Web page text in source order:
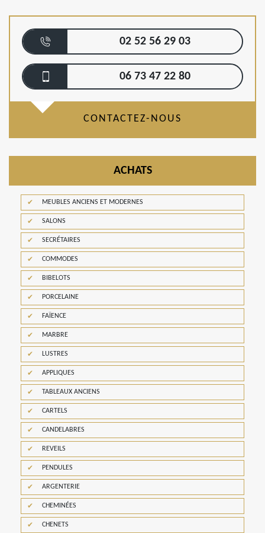
02 52 56 29 03
06 73 47 22 80
CONTACTEZ-NOUS
ACHATS
MEUBLES ANCIENS ET MODERNES
SALONS
SECRÉTAIRES
COMMODES
BIBELOTS
PORCELAINE
FAÏENCE
MARBRE
LUSTRES
APPLIQUES
TABLEAUX ANCIENS
CARTELS
CANDELABRES
REVEILS
PENDULES
ARGENTERIE
CHEMINÉES
CHENETS